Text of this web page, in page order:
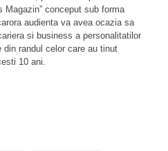
Magazin” conceput sub forma
audienta va avea ocazia sa
si business a personalitatilor
randul celor care au tinut
10 ani.